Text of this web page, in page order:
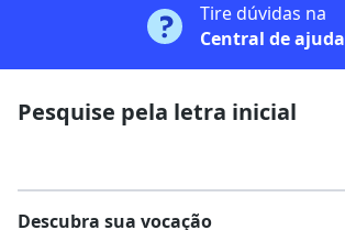
Tire dúvidas na
Central de ajuda
Pesquise pela letra inicial
Descubra sua vocação